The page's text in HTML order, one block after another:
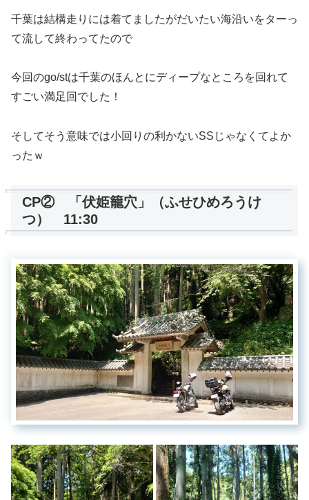
千葉は結構走りには着てましたがだいたい海沿いをターっ
て流して終わってたので
今回のgo/stは千葉のほんとにディープなところを回れて
すごい満足回でした！
そしてそう意味では小回りの利かないSSじゃなくてよか
ったｗ
CP② 「伏姫籠穴」（ふせひめろうけ
つ） 11:30